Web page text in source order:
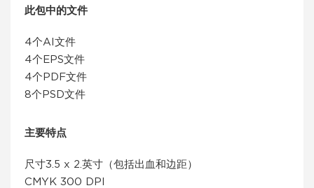
此包中的文件
4个AI文件
4个EPS文件
4个PDF文件
8个PSD文件
主要特点
尺寸3.5 x 2.英寸（包括出血和边距）
CMYK 300 DPI